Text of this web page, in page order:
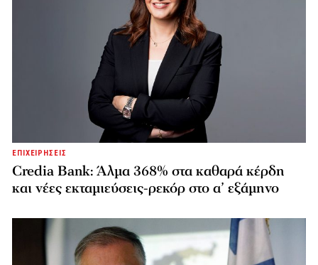
ΕΠΙΧΕΙΡΗΣΕΙΣ
Credia Bank: Άλμα 368% στα καθαρά κέρδη
και νέες εκταμιεύσεις-ρεκόρ στο α’ εξάμηνο